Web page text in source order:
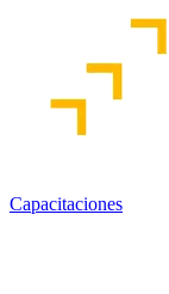
Capacitaciones